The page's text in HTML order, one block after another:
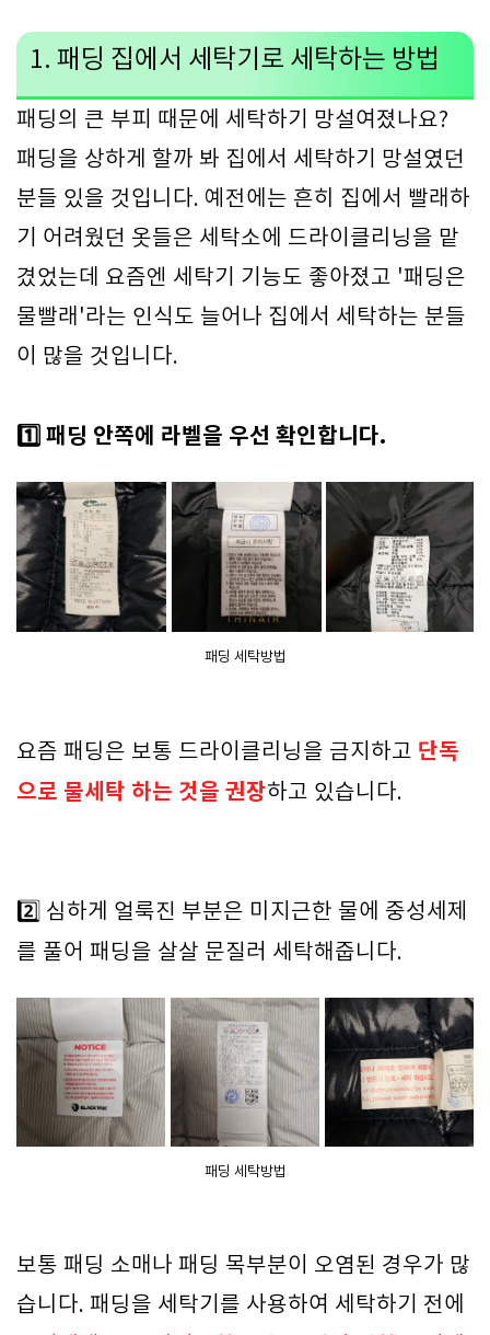
1. 패딩 집에서 세탁기로 세탁하는 방법
패딩의 큰 부피 때문에 세탁하기 망설여졌나요?
패딩을 상하게 할까 봐 집에서 세탁하기 망설였던
분들 있을 것입니다. 예전에는 흔히 집에서 빨래하
기 어려웠던 옷들은 세탁소에 드라이클리닝을 맡
겼었는데 요즘엔 세탁기 기능도 좋아졌고 '패딩은
물빨래'라는 인식도 늘어나 집에서 세탁하는 분들
이 많을 것입니다.
1️⃣ 패딩 안쪽에 라벨을 우선 확인합니다.
패딩 세탁방법
요즘 패딩은 보통 드라이클리닝을 금지하고 단독
으로 물세탁 하는 것을 권장하고 있습니다.
2️⃣ 심하게 얼룩진 부분은 미지근한 물에 중성세제
를 풀어 패딩을 살살 문질러 세탁해줍니다.
패딩 세탁방법
보통 패딩 소매나 패딩 목부분이 오염된 경우가 많
습니다. 패딩을 세탁기를 사용하여 세탁하기 전에